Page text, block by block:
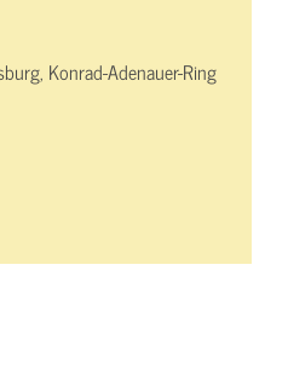
Konrad-Adenauer-Ring